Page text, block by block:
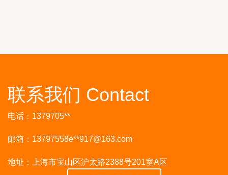
联系我们 Contact
电话：1379705**
邮箱：13797558e**917@163.com
地址：上海市宝山区沪太路2388号201室A区